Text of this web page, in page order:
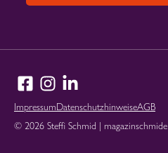
© 2026 Steffi Schmid | magazinschmide
ImpressumDatenschutzhinweiseAGB